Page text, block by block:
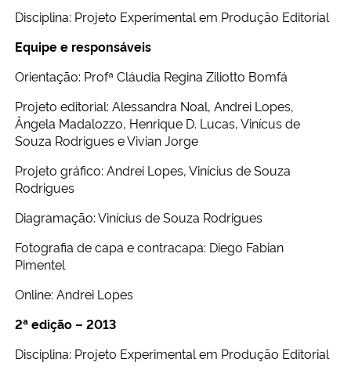
Ministério da Cidadania
Ministério da Saúde
Ministério da Ciência, Tecnologia, Inovações e Comunicações
Ministério do Meio Ambiente
Ministério do Turismo
Ministério do Desenvolvimento Regional
Controladoria-Geral da União
Disciplina: Projeto Experimental em Produção Editorial
Equipe e responsáveis
Orientação: Profª Cláudia Regina Ziliotto Bomfá
Projeto editorial: Alessandra Noal, Andrei Lopes,
Ângela Madalozzo, Henrique D. Lucas, Vinícus de
Souza Rodrigues e Vivian Jorge
Projeto gráfico: Andrei Lopes, Vinícius de Souza
Rodrigues
Diagramação: Vinícius de Souza Rodrigues
Fotografia de capa e contracapa: Diego Fabian
Pimentel
Online: Andrei Lopes
2ª edição – 2013
Disciplina: Projeto Experimental em Produção Editorial